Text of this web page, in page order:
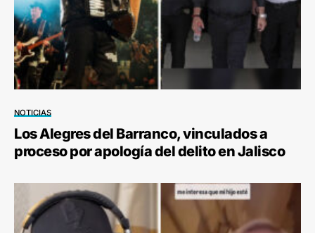
NOTICIAS
Los Alegres del Barranco, vinculados a
proceso por apología del delito en Jalisco